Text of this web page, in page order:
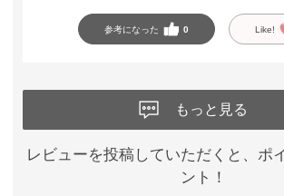
参考になった 0 Like!
もっと見る
レビューを投稿していただくと、ポ
ント！